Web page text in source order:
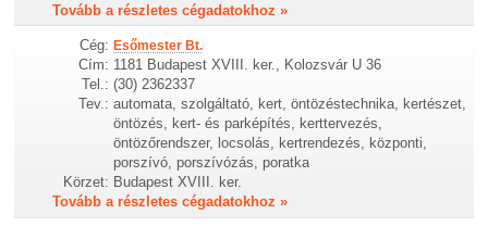
Tovább a részletes cégadatokhoz »
Cég: Esőmester Bt.
Cím: 1181 Budapest XVIII. ker., Kolozsvár U 36
Tel.: (30) 2362337
Tev.: automata, szolgáltató, kert, öntözéstechnika, kertészet,
öntözés, kert- és parképítés, kerttervezés,
öntözőrendszer, locsolás, kertrendezés, központi,
porszívó, porszívózás, poratka
Körzet: Budapest XVIII. ker.
Tovább a részletes cégadatokhoz »